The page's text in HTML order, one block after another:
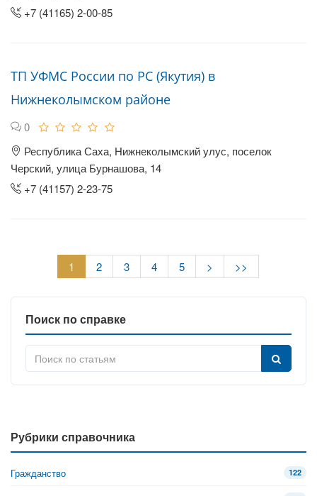
+7 (41165) 2-00-85
ТП УФМС России по РС (Якутия) в
Нижнеколымском районе
0
Республика Саха, Нижнеколымский улус, поселок
Черский, улица Бурнашова, 14
+7 (41157) 2-23-75
1 2 3 4 5 > >>
Поиск по справке
Рубрики справочника
Гражданство 122